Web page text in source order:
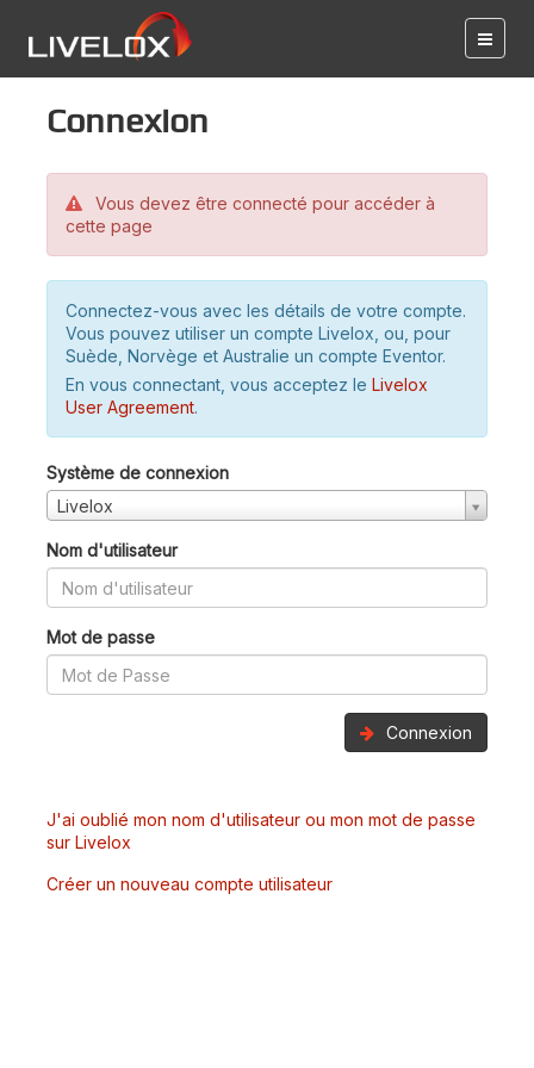
Connexion
Vous devez être connecté pour accéder à
cette page
Connectez-vous avec les détails de votre compte.
Vous pouvez utiliser un compte Livelox, ou, pour
Suède, Norvège et Australie un compte Eventor.
En vous connectant, vous acceptez le Livelox
User Agreement.
Système de connexion
Livelox
Nom d'utilisateur
Mot de passe
Connexion
J'ai oublié mon nom d'utilisateur ou mon mot de passe
sur Livelox
Créer un nouveau compte utilisateur